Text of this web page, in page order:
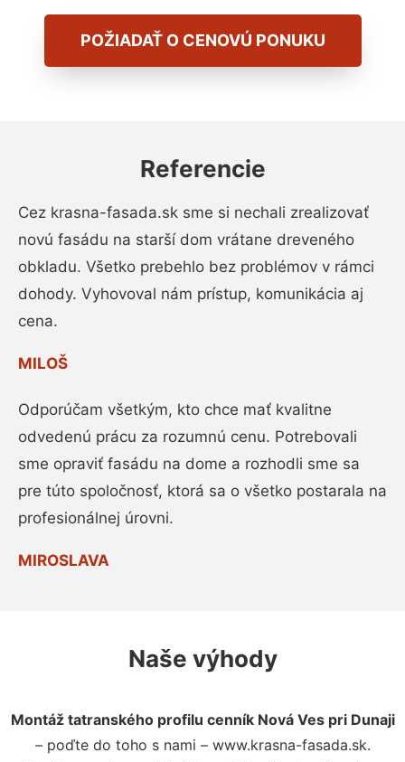
POŽIADAŤ O CENOVÚ PONUKU
Referencie
Cez krasna-fasada.sk sme si nechali zrealizovať
novú fasádu na starší dom vrátane dreveného
obkladu. Všetko prebehlo bez problémov v rámci
dohody. Vyhovoval nám prístup, komunikácia aj
cena.
MILOŠ
Odporúčam všetkým, kto chce mať kvalitne
odvedenú prácu za rozumnú cenu. Potrebovali
sme opraviť fasádu na dome a rozhodli sme sa
pre túto spoločnosť, ktorá sa o všetko postarala na
profesionálnej úrovni.
MIROSLAVA
Naše výhody
Montáž tatranského profilu cenník Nová Ves pri Dunaji
– poďte do toho s nami – www.krasna-fasada.sk.